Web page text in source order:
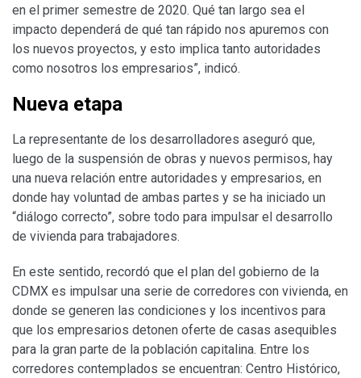
en el primer semestre de 2020. Qué tan largo sea el
impacto dependerá de qué tan rápido nos apuremos con
los nuevos proyectos, y esto implica tanto autoridades
como nosotros los empresarios”, indicó.
Nueva etapa
La representante de los desarrolladores aseguró que,
luego de la suspensión de obras y nuevos permisos, hay
una nueva relación entre autoridades y empresarios, en
donde hay voluntad de ambas partes y se ha iniciado un
“diálogo correcto”, sobre todo para impulsar el desarrollo
de vivienda para trabajadores.
En este sentido, recordó que el plan del gobierno de la
CDMX es impulsar una serie de corredores con vivienda, en
donde se generen las condiciones y los incentivos para
que los empresarios detonen oferte de casas asequibles
para la gran parte de la población capitalina. Entre los
corredores contemplados se encuentran: Centro Histórico,